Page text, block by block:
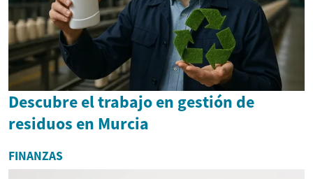
Descubre el trabajo en gestión de
residuos en Murcia
FINANZAS